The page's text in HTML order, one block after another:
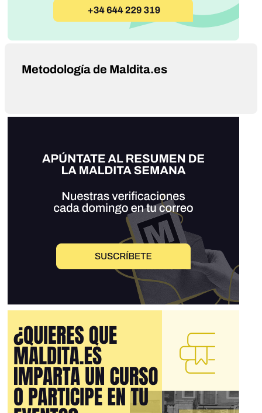
Metodología de Maldita.es